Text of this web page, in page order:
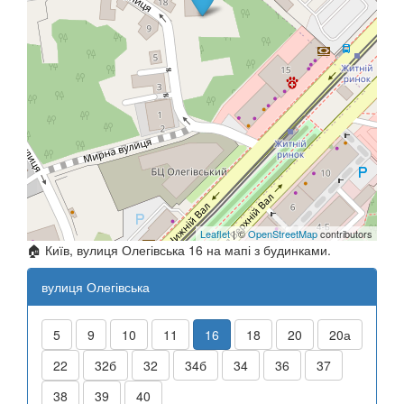
Leaflet| ©OpenStreetMapcontributors
🏠 Київ, вулиця Олегівська 16 на мапі з будинками.
вулиця Олегівська
5 9 10 11 16 18 20
20а
22
32б 32 34б 34 36
37
38
39 40